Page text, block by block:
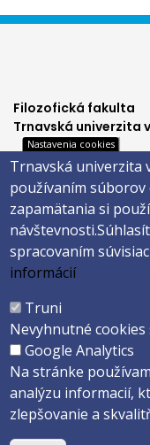
Filozofická fakulta
Trnavská univerzita
Hornopotočná 23
918 43 TRNAVA
tel.: 033/5939 213
IČO: 318 25 249
IČ DPH: SK2021177202
Footer
menu
4
Youtube
Copyright ©2026 Faculty
Created by
Nastavenia cookies
Trnavská univerzita
používaním
zapamätania si
návštevnosti.
spracovaním
informácií
Truni
Nevyhnutné
Google Analytics
Na stránke
analýzu informacií,
zlepšovanie a